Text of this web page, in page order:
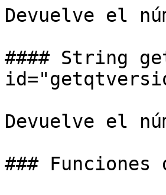
Devuelve el
#### String
Devuelve el
### Funciones